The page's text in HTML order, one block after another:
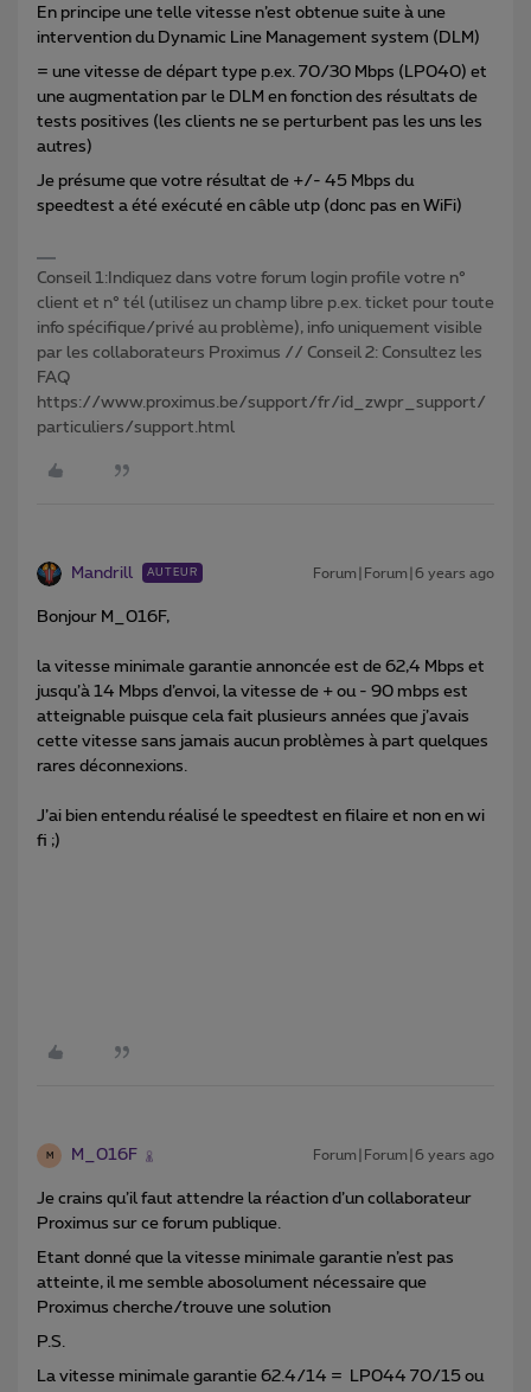
En principe une telle vitesse n’est obtenue suite à une
intervention du Dynamic Line Management system (DLM)
= une vitesse de départ type p.ex. 70/30 Mbps (LP040) et
une augmentation par le DLM en fonction des résultats de
tests positives (les clients ne se perturbent pas les uns les
autres)
Je présume que votre résultat de +/- 45 Mbps du
speedtest a été exécuté en câble utp (donc pas en WiFi)
Conseil 1:Indiquez dans votre forum login profile votre n°
client et n° tél (utilisez un champ libre p.ex. ticket pour toute
info spécifique/privé au problème), info uniquement visible
par les collaborateurs Proximus // Conseil 2: Consultez les
FAQ
https://www.proximus.be/support/fr/id_zwpr_support/
particuliers/support.html
Mandrill AUTEUR Forum|Forum|6 years ago
Bonjour M_016F,
la vitesse minimale garantie annoncée est de 62,4 Mbps et
jusqu’à 14 Mbps d’envoi, la vitesse de + ou - 90 mbps est
atteignable puisque cela fait plusieurs années que j’avais
cette vitesse sans jamais aucun problèmes à part quelques
rares déconnexions.
J’ai bien entendu réalisé le speedtest en filaire et non en wi
fi ;)
M M_016F Forum|Forum|6 years ago
Je crains qu’il faut attendre la réaction d’un collaborateur
Proximus sur ce forum publique.
Etant donné que la vitesse minimale garantie n’est pas
atteinte, il me semble abosolument nécessaire que
Proximus cherche/trouve une solution
P.S.
La vitesse minimale garantie 62.4/14 = LP044 70/15 ou